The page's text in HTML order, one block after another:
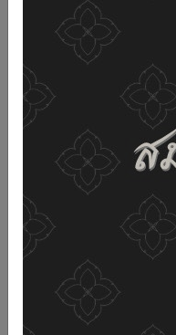
See
02-659-6811
Change display settings
CCC